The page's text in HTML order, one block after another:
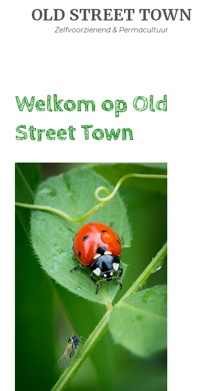
OLD STREET TOWN
Zelfvoorzienend & Permacultuur
Welkom op Old
Street Town